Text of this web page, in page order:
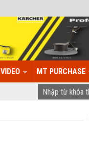
VIDEO MT PURCHASE